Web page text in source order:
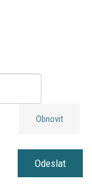
Obnovit
Odeslat